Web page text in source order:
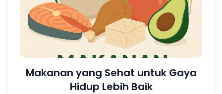
Makanan yang Sehat untuk Gaya
Hidup Lebih Baik